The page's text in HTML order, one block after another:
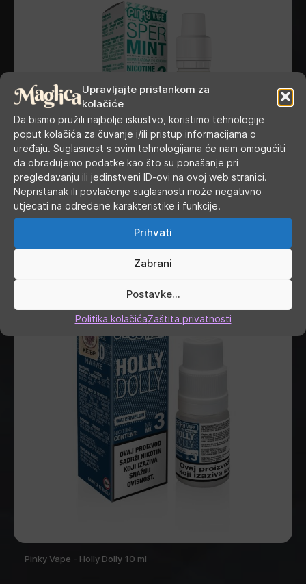
Upravljajte pristankom za
kolačiće
Da bismo pružili najbolje iskustvo, koristimo tehnologije
poput kolačića za čuvanje i/ili pristup informacijama o
uređaju. Suglasnost s ovim tehnologijama će nam omogućiti
da obrađujemo podatke kao što su ponašanje pri
pregledavanju ili jedinstveni ID-ovi na ovoj web stranici.
Nepristanak ili povlačenje suglasnosti može negativno
utjecati na određene karakteristike i funkcije.
Prihvati
Zabrani
Postavke...
Politika kolačićaZaštita privatnosti
Pinky Vape - Spermint 10 ml
Pinky Vape - Holly Dolly 10 ml